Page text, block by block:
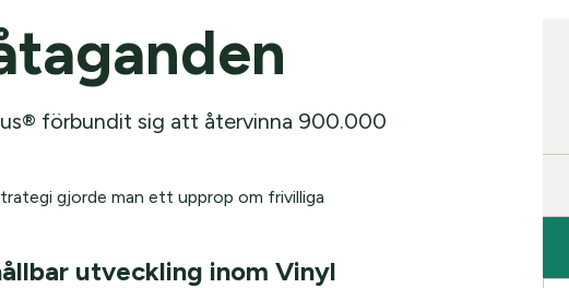
förbundit sig att återvinna 900.000
gjorde man ett upprop om frivilliga
utveckling inom Vinyl